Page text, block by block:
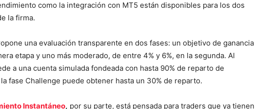
como la integración con MT5 están disponibles para los dos
la firma.
una evaluación transparente en dos fases: un objetivo de ganancia
etapa y uno más moderado, de entre 4% y 6%, en la segunda. Al
a una cuenta simulada fondeada con hasta 90% de reparto de
fase Challenge puede obtener hasta un 30% de reparto.
Instantáneo, por su parte, está pensada para traders que ya tienen